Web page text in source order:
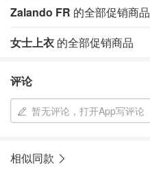
Zalando FR 的全部促销商品
女士上衣 的全部促销商品
评论
暂无评论，打开App写评论
相似同款